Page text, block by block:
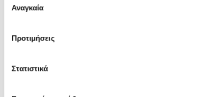
συγκατάθεσης
Αναγκαία
Προτιμήσεις
Στατιστικά